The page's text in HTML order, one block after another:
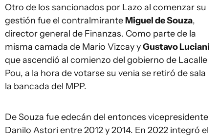
Otro de los sancionados por Lazo al comenzar su
gestión fue el contralmirante Miguel de Souza,
director general de Finanzas. Como parte de la
misma camada de Mario Vizcay yGustavo Luciani
que ascendió al comienzo del gobierno de Lacalle
Pou, a la hora de votarse su venia se retiró de sala
la bancada del MPP.
De Souza fue edecán del entonces vicepresidente
Danilo Astori entre 2012 y 2014. En 2022 integró el